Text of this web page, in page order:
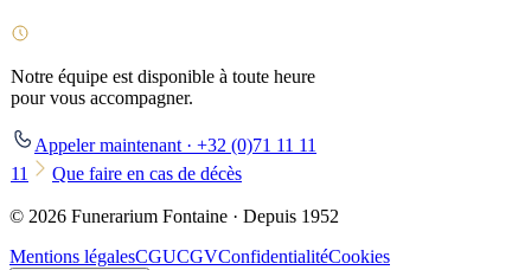
Notre équipe est disponible à toute heure
pour vous accompagner.
Appeler maintenant · +32 (0)71 11 11
11
Que faire en cas de décès
© 2026 Funerarium Fontaine · Depuis 1952
Mentions légalesCGUCGVConfidentialitéCookies